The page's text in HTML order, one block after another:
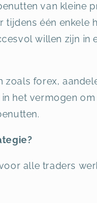
van kleine
één enkele
willen zijn in
forex,
het vermogen
alle traders